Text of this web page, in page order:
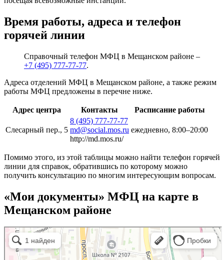
Время работы, адреса и телефон
горячей линии
Справочный телефон МФЦ в Мещанском районе –
+7 (495) 777-77-77.
Адреса отделений МФЦ в Мещанском районе, а также режим
работы МФЦ предложены в перечне ниже.
Адрес центра Контакты Расписание работы
Слесарный пер., 5
8 (495) 777-77-77
md@social.mos.ru
http://md.mos.ru/
ежедневно, 8:00–20:00
Помимо этого, из этой таблицы можно найти телефон горячей
линии для справок, обратившись по которому можно
получить консультацию по многим интересующим вопросам.
«Мои документы» МФЦ на карте в
Мещанском районе